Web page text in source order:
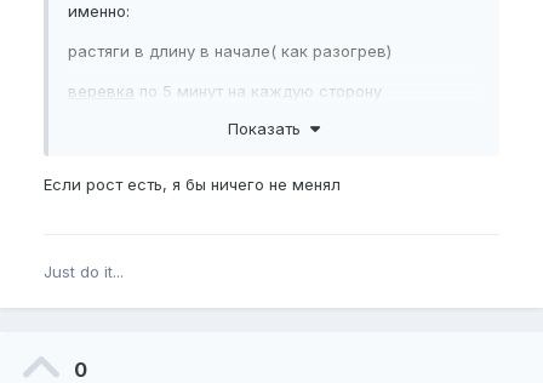
именно:
растяги в длину в начале( как разогрев)
веревка по 5 минут на каждую сторону
заметил прирост на 1-2 мм, хз много это или
что надо делать в общем ?
Показать
Если рост есть, я бы ничего не менял
Just do it...
0